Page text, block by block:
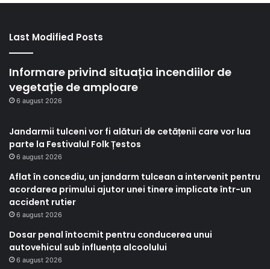
Last Modified Posts
Informare privind situația incendiilor de
vegetație de amploare
6 august 2026
Jandarmii tulceni vor fi alături de cetățenii care vor lua
parte la Festivalul Folk Țestos
6 august 2026
Aflat în concediu, un jandarm tulcean a intervenit pentru
acordarea primului ajutor unei tinere implicate într-un
accident rutier
6 august 2026
Dosar penal întocmit pentru conducerea unui
autovehicul sub influența alcoolului
6 august 2026